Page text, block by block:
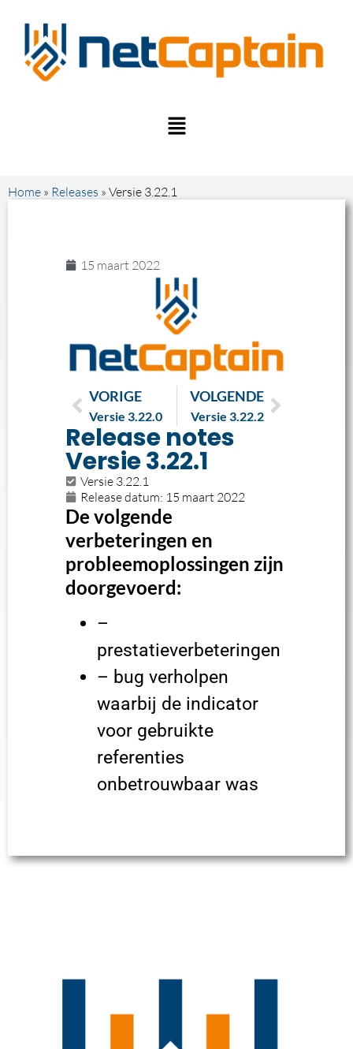
Home » Releases » Versie 3.22.1
15 maart 2022
VORIGE
Versie 3.22.0
VOLGENDE
Versie 3.22.2
Release notes
Versie 3.22.1
Versie 3.22.1
Release datum: 15 maart 2022
De volgende
verbeteringen en
probleemoplossingen zijn
doorgevoerd:
–
prestatieverbeteringen
– bug verholpen
waarbij de indicator
voor gebruikte
referenties
onbetrouwbaar was